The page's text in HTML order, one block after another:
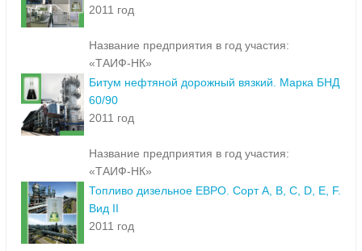
2011 год
Название предприятия в год участия:
«ТАИФ-НК»
Битум нефтяной дорожный вязкий. Марка БНД
60/90
2011 год
Название предприятия в год участия:
«ТАИФ-НК»
Топливо дизельное ЕВРО. Сорт A, B, C, D, E, F.
Вид II
2011 год